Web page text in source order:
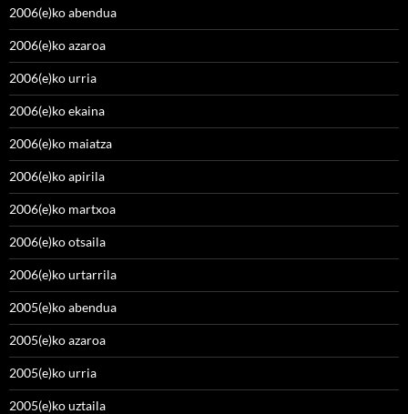
2006(e)ko abendua
2006(e)ko azaroa
2006(e)ko urria
2006(e)ko ekaina
2006(e)ko maiatza
2006(e)ko apirila
2006(e)ko martxoa
2006(e)ko otsaila
2006(e)ko urtarrila
2005(e)ko abendua
2005(e)ko azaroa
2005(e)ko urria
2005(e)ko uztaila